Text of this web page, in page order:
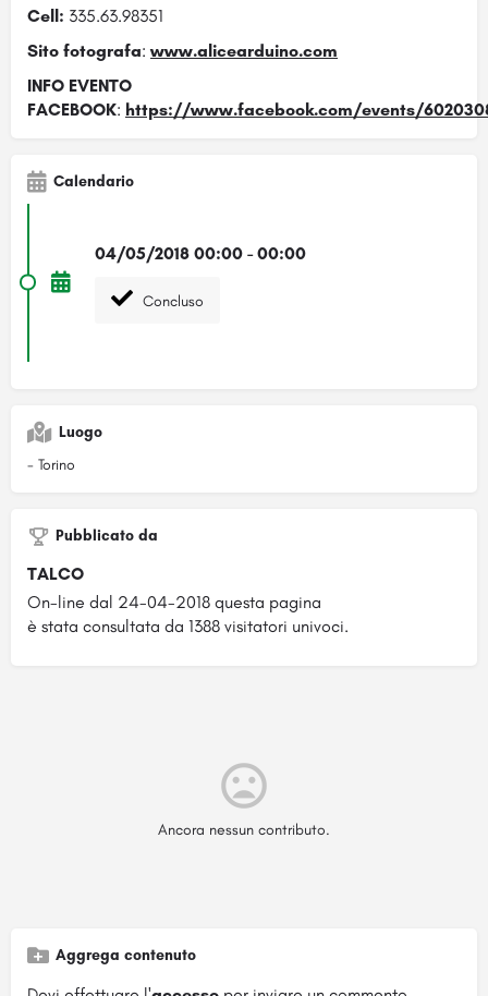
Cell: 335.63.98351
Sito fotografa:www.alicearduino.com
INFO EVENTO
FACEBOOK: https://www.facebook.com/events/
Calendario
04/05/2018 00:00 - 00:00
Concluso
Luogo
- Torino
Pubblicato da
TALCO
On-line dal 24-04-2018 questa pagina
è stata consultata da 1388 visitatori univoci.
Ancora nessun contributo.
Aggrega contenuto